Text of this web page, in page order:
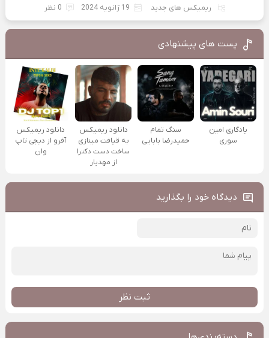
ریمیکس های جدید 19 ژانویه 2024 0 نظر
پست های پیشنهادی
یادگاری امین
سوری
سنگ تمام
حمیدرضا بابایی
دانلود ریمیکس
به قیافت مینازی
ساخت دست دکترا
از مهدیار
دانلود ریمیکس
آفرو از ديجی تاپ
وان
دیدگاه خود را بگذارید
ثبت نظر